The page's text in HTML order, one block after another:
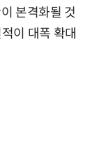
본격화될 것
이 대폭 확대